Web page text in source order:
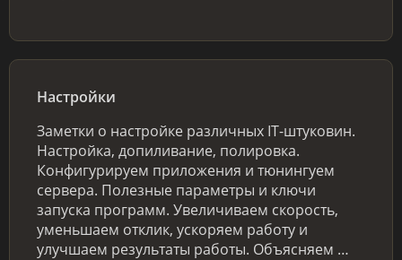
Настройки
Заметки о настройке различных IT-штуковин.
Настройка, допиливание, полировка.
Конфигурируем приложения и тюнингуем
сервера. Полезные параметры и ключи
запуска программ. Увеличиваем скорость,
уменьшаем отклик, ускоряем работу и
улучшаем результаты работы. Объясняем …